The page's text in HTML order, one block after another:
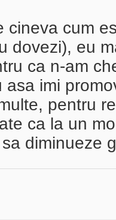
cineva cum
dovezi), eu
ca n-am
asa imi
pentru
ca la un
diminueze